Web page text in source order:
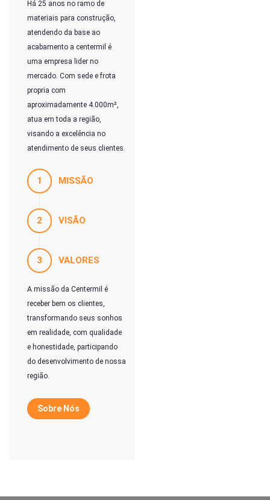
Há 25 anos no ramo de
materiais para construção,
atendendo da base ao
acabamento a centermil é
uma empresa lider no
mercado. Com sede e frota
propria com
aproximadamente 4.000m²,
atua em toda a região,
visando a excelência no
atendimento de seus clientes.
1 MISSÃO
2 VISÃO
3 VALORES
A missão da Centermil é
receber bem os clientes,
transformando seus sonhos
em realidade, com qualidade
e honestidade, participando
do desenvolvimento de nossa
região.
Sobre Nós